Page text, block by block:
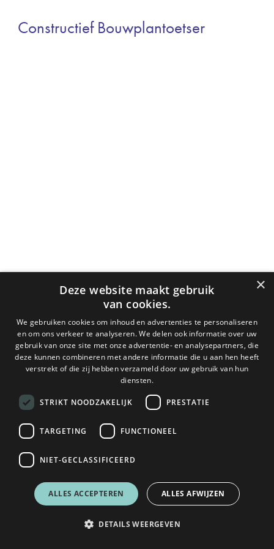
Constructief Bouwplantoetser
×
Deze website maakt gebruik
van cookies.
We gebruiken cookies om inhoud en advertenties te personaliseren
en om ons verkeer te analyseren. We delen ook informatie over uw
gebruik van onze site met onze advertentie- en analysepartners, die
deze kunnen combineren met andere informatie die u aan hen heeft
verstrekt of die zij hebben verzameld door uw gebruik van hun
diensten.
STRIKT NOODZAKELIJK PRESTATIE
TARGETING FUNCTIONEEL
NIET-GECLASSIFICEERD
ALLES ACCEPTEREN ALLES AFWIJZEN
DETAILS WEERGEVEN